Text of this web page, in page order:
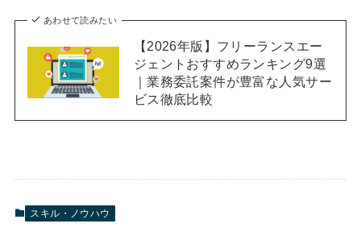
あわせて読みたい
【2026年版】フリーランスエー
ジェントおすすめランキング9選
｜業務委託案件が豊富な人気サー
ビス徹底比較
スキル・ノウハウ